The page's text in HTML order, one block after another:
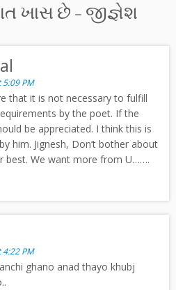
ખાસ છે – જીજ્ઞેશ
PM
that it is not necessary to fulfill
by the poet. If the
be appreciated. I think this is
him. Jignesh, Don’t bother about
best. We want more from U…….
PM
ghano anad thayo khubj